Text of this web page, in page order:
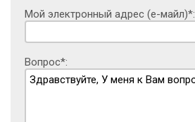
Мой электронный адрес (е-майл)*:
Вопрос*: